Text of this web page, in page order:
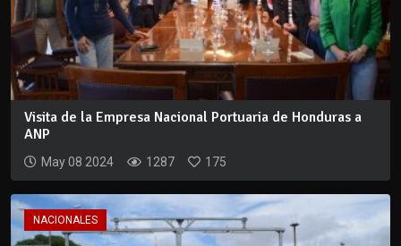
Visita de la Empresa Nacional Portuaria de Honduras a
ANP
May 08 2024 1287 175
NACIONALES